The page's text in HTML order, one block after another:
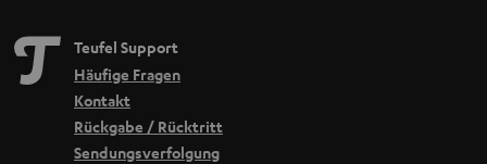
Teufel Support
Häufige Fragen
Kontakt
Rückgabe / Rücktritt
Sendungsverfolgung